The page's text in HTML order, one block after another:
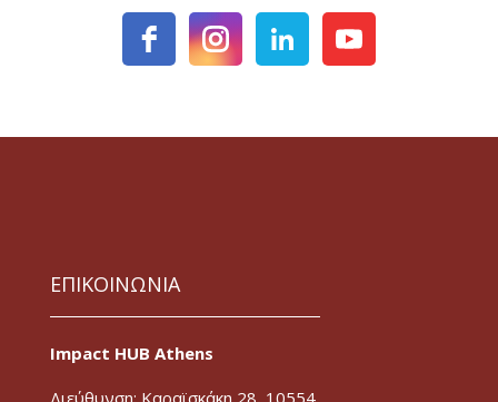
ΕΠΙΚΟΙΝΩΝΙΑ
Impact HUB Athens